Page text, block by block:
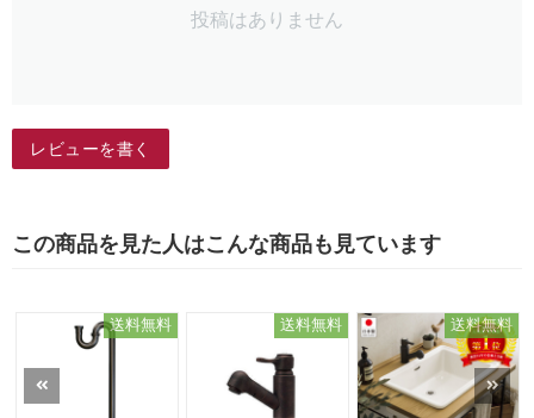
投稿はありません
レビューを書く
この商品を見た人はこんな商品も見ています
送料無料 送料無料 送料無料